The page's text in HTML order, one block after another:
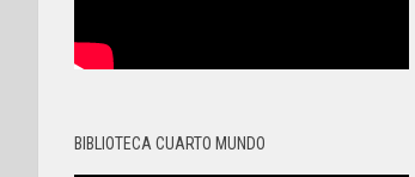
BIBLIOTECA CUARTO MUNDO